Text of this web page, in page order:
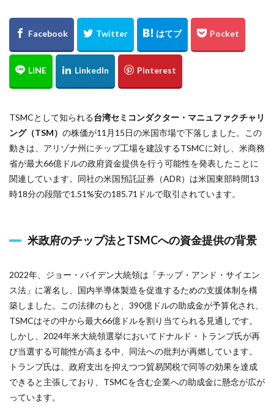
TSMCとして知られる台湾セミコンダクター・マニュファクチャリ
ング（TSM） の株価が11月15日の米国市場で下落しました。この
動きは、アリゾナ州にチップ工場を建設するTSMCに対し、米商務
省が最大66億ドルの政府資金提供を行う可能性を発表したことに
関連しています。同社の米国預託証券（ADR）は米国東部時間13
時18分の段階で1.51%安の185.71ドルで取引されています。
米政府のチップ法とTSMCへの資金提供の背景
2022年、ジョー・バイデン大統領は「チップ・アンド・サイエン
ス法」に署名し、国内半導体製造を促進するための支援体制を構
築しました。この法律のもと、390億ドルの助成金が予算化され、
TSMCはその中から最大66億ドルを割り当てられる見通しです。
しかし、2024年米大統領選挙においてドナルド・トランプ氏が再
び当選する可能性が高まる中、同法への批判が再燃しています。
トランプ氏は、政府支出を抑えつつ貿易関税で同等の効果を達成
できると主張しており、TSMCを含む企業への助成金に懸念が広が
っています。